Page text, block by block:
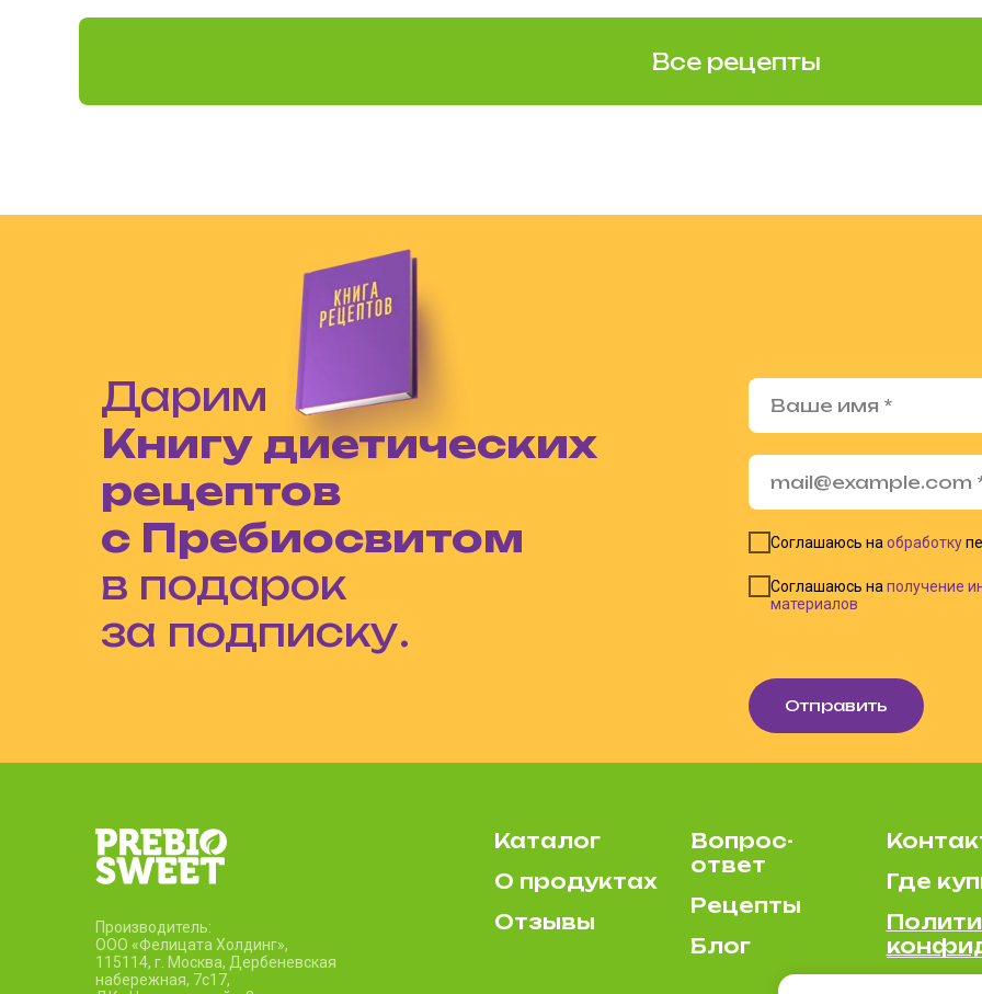
Все рецепты
Соглашаюсь на обработку
Соглашаюсь на получение
материалов
Отправить
Дарим
Книгу диетических
рецептов
с Пребиосвитом
в подарок
за подписку.
Производитель:
ООО «Фелицата Холдинг»,
115114, г. Москва, Дербеневская
набережная, 7c17,
Каталог
О продуктах
Отзывы
Вопрос-
ответ
Рецепты
Блог
Где